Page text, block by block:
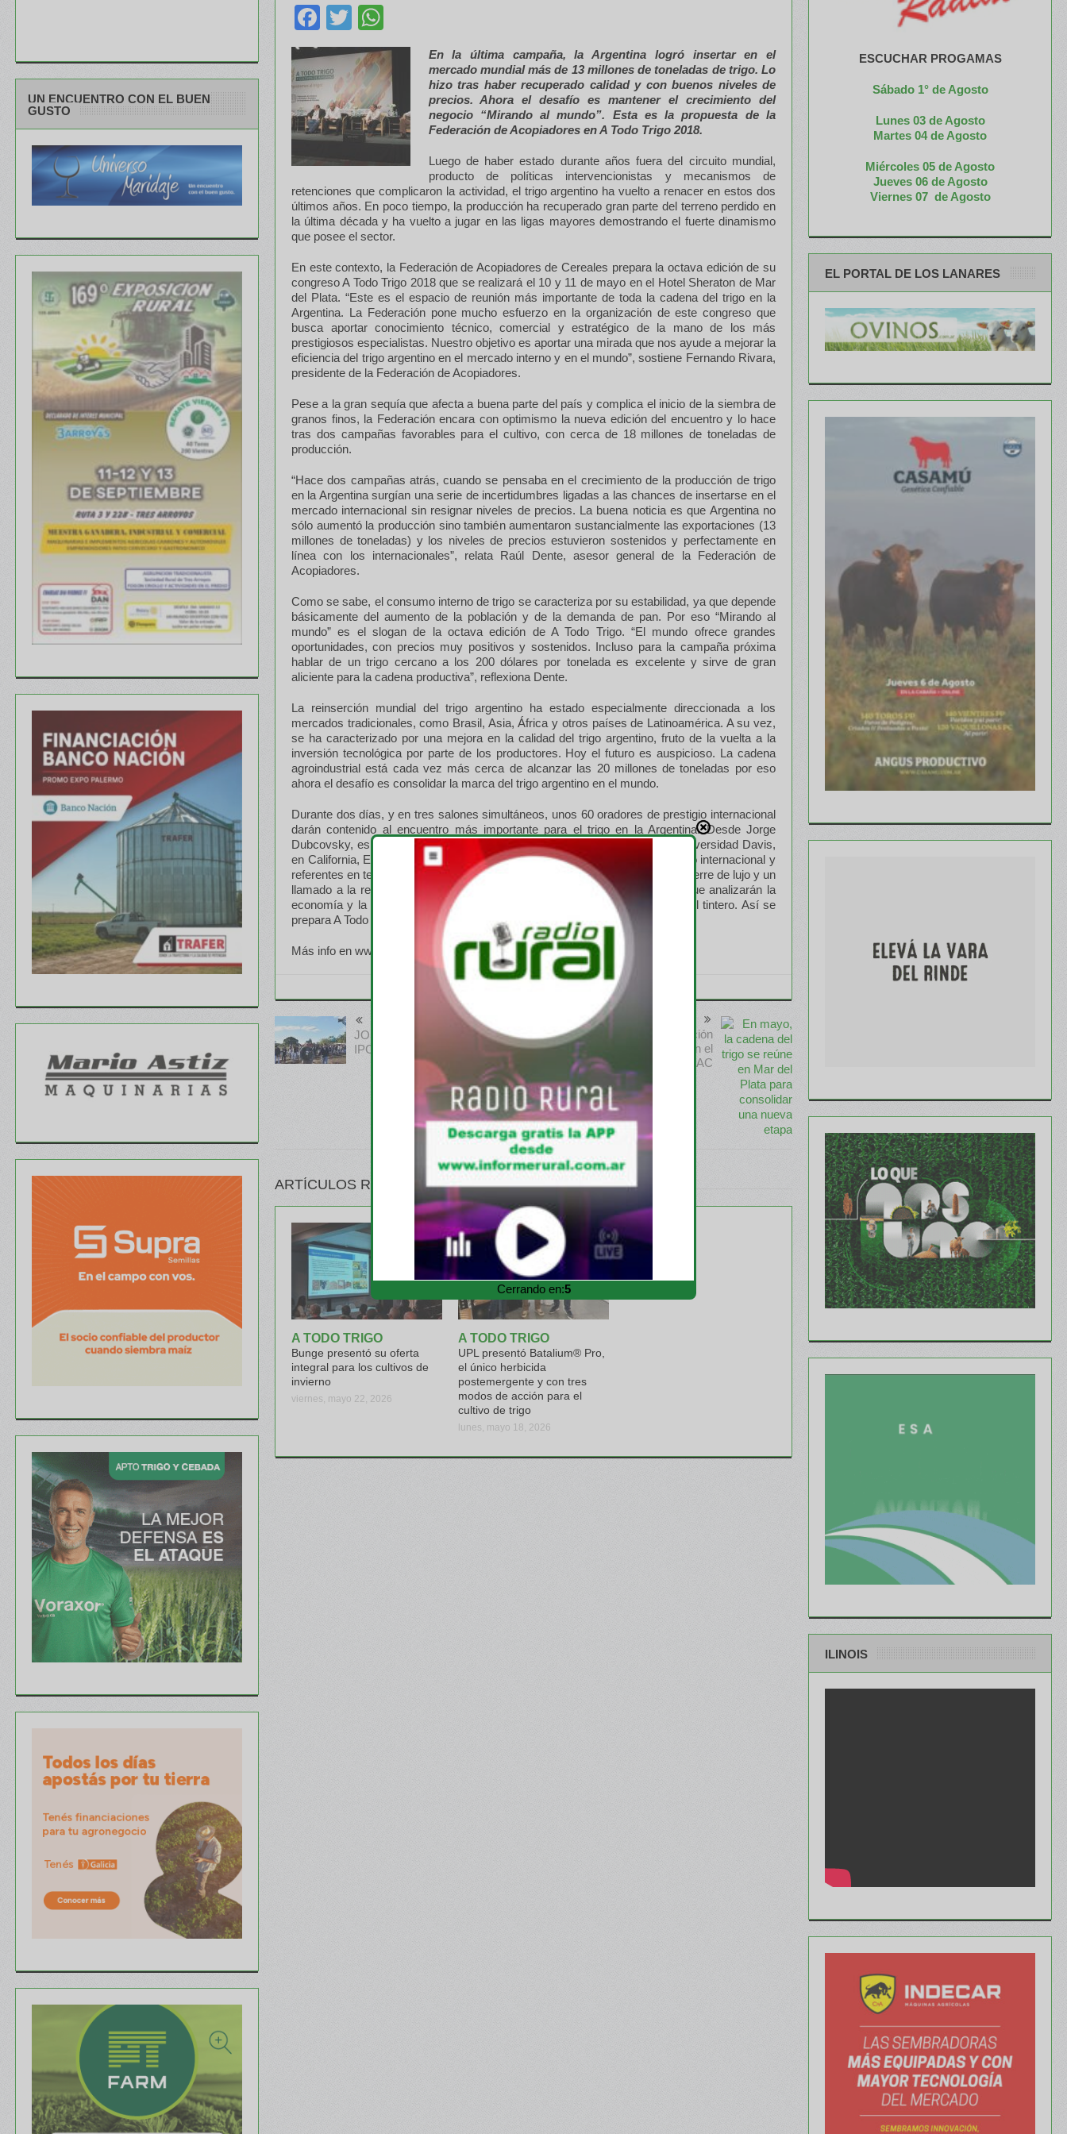
Facebook
Twitter
En la última campaña, la Argentina logró insertar en el
mercado mundial más de 13 millones de toneladas de trigo. Lo
hizo tras haber recuperado calidad y con buenos niveles de
precios. Ahora el desafío es mantener el crecimiento del
negocio “Mirando al mundo”. Esta es la propuesta de la
Federación de Acopiadores en A Todo Trigo 2018.
Luego de haber estado durante años fuera del circuito mundial,
producto de políticas intervencionistas y mecanismos de
retenciones que complicaron la actividad, el trigo argentino ha vuelto a renacer en estos dos
últimos años. En poco tiempo, la producción ha recuperado gran parte del terreno perdido en
la última década y ha vuelto a jugar en las ligas mayores demostrando el fuerte dinamismo
que posee el sector.
En este contexto, la Federación de Acopiadores de Cereales prepara la octava edición de su
congreso A Todo Trigo 2018 que se realizará el 10 y 11 de mayo en el Hotel Sheraton de Mar
del Plata. “Este es el espacio de reunión más importante de toda la cadena del trigo en la
Argentina. La Federación pone mucho esfuerzo en la organización de este congreso que
busca aportar conocimiento técnico, comercial y estratégico de la mano de los más
prestigiosos especialistas. Nuestro objetivo es aportar una mirada que nos ayude a mejorar la
eficiencia del trigo argentino en el mercado interno y en el mundo”, sostiene Fernando Rivara,
presidente de la Federación de Acopiadores.
Pese a la gran sequía que afecta a buena parte del país y complica el inicio de la siembra de
granos finos, la Federación encara con optimismo la nueva edición del encuentro y lo hace
tras dos campañas favorables para el cultivo, con cerca de 18 millones de toneladas de
producción.
“Hace dos campañas atrás, cuando se pensaba en el crecimiento de la producción de trigo
en la Argentina surgían una serie de incertidumbres ligadas a las chances de insertarse en el
mercado internacional sin resignar niveles de precios. La buena noticia es que Argentina no
sólo aumentó la producción sino también aumentaron sustancialmente las exportaciones (13
millones de toneladas) y los niveles de precios estuvieron sostenidos y perfectamente en
línea con los internacionales”, relata Raúl Dente, asesor general de la Federación de
Acopiadores.
Como se sabe, el consumo interno de trigo se caracteriza por su estabilidad, ya que depende
básicamente del aumento de la población y de la demanda de pan. Por eso “Mirando al
mundo” es el slogan de la octava edición de A Todo Trigo. “El mundo ofrece grandes
oportunidades, con precios muy positivos y sostenidos. Incluso para la campaña próxima
hablar de un trigo cercano a los 200 dólares por tonelada es excelente y sirve de gran
aliciente para la cadena productiva”, reflexiona Dente.
La reinserción mundial del trigo argentino ha estado especialmente direccionada a los
mercados tradicionales, como Brasil, Asia, África y otros países de Latinoamérica. A su vez,
se ha caracterizado por una mejora en la calidad del trigo argentino, fruto de la vuelta a la
inversión tecnológica por parte de los productores. Hoy el futuro es auspicioso. La cadena
agroindustrial está cada vez más cerca de alcanzar las 20 millones de toneladas por eso
ahora el desafío es consolidar la marca del trigo argentino en el mundo.
Durante dos días, y en tres salones simultáneos, unos 60 oradores de prestigio internacional
darán contenido al encuentro más importante para el trigo en la Argentina. Desde Jorge
Dubcovsky, especialista en biotecnología aplicada al mejoramiento de la Universidad Davis,
en California, Estados Unidos, pasando por analistas de mercado de prestigio internacional y
referentes en tecnologías para la producción de Argentina, hasta llegar a un cierre de lujo y un
llamado a la reflexión de la mano de Carlos Melconian y Rosendo Fraga, que analizarán la
economía y la política del país. Un menú completo que no dejará tema en el tintero. Así se
prepara A Todo Trigo 2018.
Más info en www.atodotrigo.com.ar
JORNADA A CAMPO DEL
IPCVA
Acuerdo de comercialización
para un nuevo insecticida con el
nuevo modo de acción IRAC
ARTÍCULOS RELATIVOS
A TODO TRIGO
Bunge presentó su oferta
integral para los cultivos de
invierno
viernes, mayo 22, 2026
A TODO TRIGO
UPL presentó Batalium® Pro,
el único herbicida
postemergente y con tres
modos de acción para el
cultivo de trigo
lunes, mayo 18, 2026
UN ENCUENTRO CON EL BUEN
GUSTO
ESCUCHAR PROGAMAS
Sábado 1° de Agosto
Lunes 03 de Agosto
Martes 04 de Agosto
Miércoles 05 de Agosto
Jueves 06 de Agosto
Viernes 07 de Agosto
EL PORTAL DE LOS LANARES
ILINOIS
Cerrando en:3